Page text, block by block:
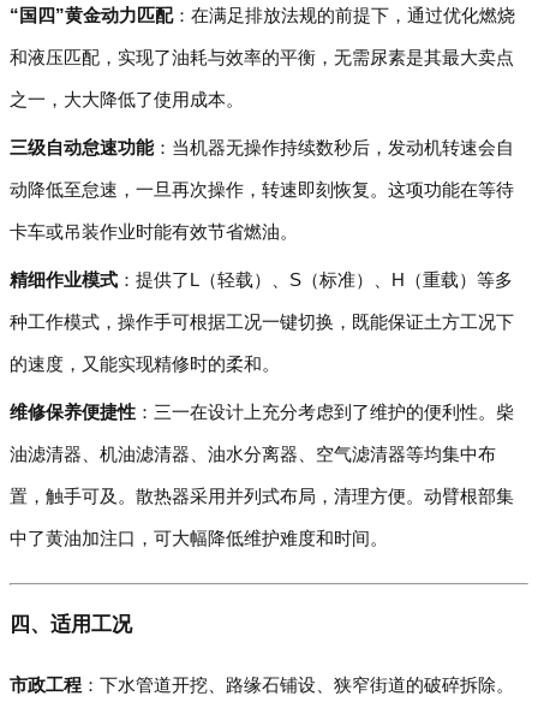
“国四”黄金动力匹配：在满足排放法规的前提下，通过优化燃烧
和液压匹配，实现了油耗与效率的平衡，无需尿素是其最大卖点
之一，大大降低了使用成本。
三级自动怠速功能：当机器无操作持续数秒后，发动机转速会自
动降低至怠速，一旦再次操作，转速即刻恢复。这项功能在等待
卡车或吊装作业时能有效节省燃油。
精细作业模式 ：提供了L（轻载）、S（标准）、H（重载）等多
种工作模式，操作手可根据工况一键切换，既能保证土方工况下
的速度，又能实现精修时的柔和。
维修保养便捷性 ：三一在设计上充分考虑到了维护的便利性。柴
油滤清器、机油滤清器、油水分离器、空气滤清器等均集中布
置，触手可及。散热器采用并列式布局，清理方便。动臂根部集
中了黄油加注口，可大幅降低维护难度和时间。
四、适用工况
市政工程 ：下水管道开挖、路缘石铺设、狭窄街道的破碎拆除。